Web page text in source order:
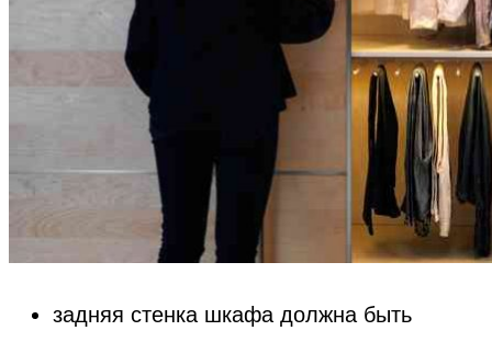
задняя стенка шкафа должна быть